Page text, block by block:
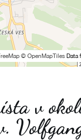
© OpenMapTiles Data
v